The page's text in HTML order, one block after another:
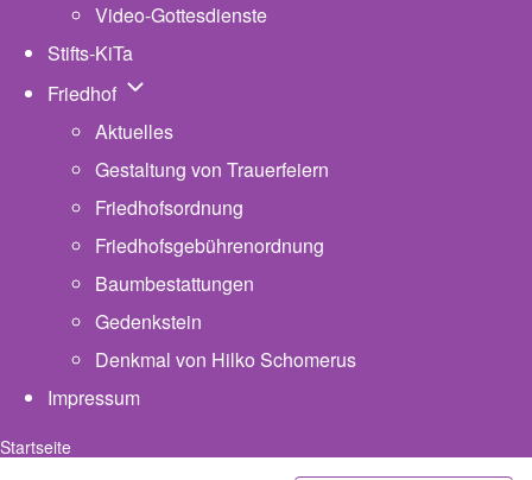
Video-Gottesdienste
Stifts-KiTa
Friedhof Unternavigation von Friedhof
Aktuelles
Gestaltung von Trauerfeiern
Friedhofsordnung
Friedhofsgebührenordnung
Baumbestattungen
Gedenkstein
Denkmal von Hilko Schomerus
Impressum
Startseite